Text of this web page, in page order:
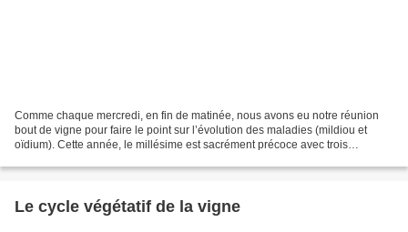
Comme chaque mercredi, en fin de matinée, nous avons eu notre réunion
bout de vigne pour faire le point sur l’évolution des maladies (mildiou et
oïdium). Cette année, le millésime est sacrément précoce avec trois
Le cycle végétatif de la vigne